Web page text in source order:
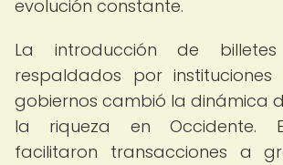
evolución constante.
La introducción de
respaldados por instituciones
gobiernos cambió la dinámica
la riqueza en Occidente.
facilitaron transacciones a